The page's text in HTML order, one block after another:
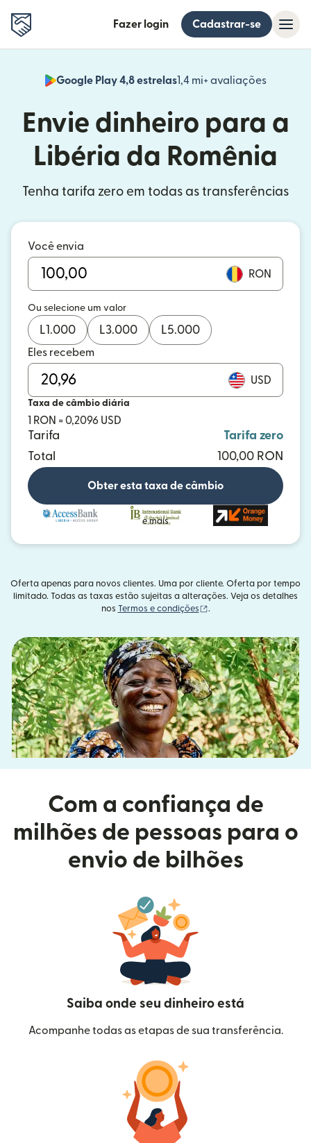
Fazer login Cadastrar-se
Google Play 4,8 estrelas1,4 mi+ avaliações
(abre
Envie dinheiro para a
Libéria da Romênia
Tenha tarifa zero em todas as transferências
Você envia
RON
Ou selecione um valor
L1.000 L3.000 L5.000
Eles recebem
USD
Taxa de câmbio diária
1 RON = 0,2096 USD
Tarifa
Tarifa zero
Total
100,00 RON
Obter esta taxa de câmbio
e mais
Oferta apenas para novos clientes. Uma por cliente. Oferta por tempo
limitado. Todas as taxas estão sujeitas a alterações. Veja os detalhes
nos Termos e condições (abre em uma nova
.
Com a confiança de
milhões de pessoas para o
envio de bilhões
Saiba onde seu dinheiro está
Acompanhe todas as etapas de sua transferência.